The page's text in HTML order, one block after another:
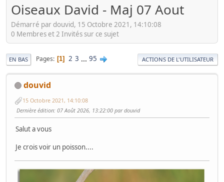
Oiseaux David - Maj 07 Aout
Démarré par douvid, 15 Octobre 2021, 14:10:08
0 Membres et 2 Invités sur ce sujet
EN BAS Pages 1 2 3 ... 95 ACTIONS DE L'UTILISATEUR
douvid
15 Octobre 2021, 14:10:08
Dernière édition: 07 Août 2026, 13:22:00 par douvid
Salut a vous
Je crois voir un poisson....